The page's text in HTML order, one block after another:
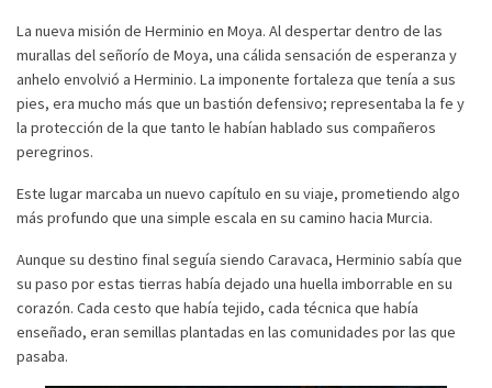
La nueva misión de Herminio en Moya. Al despertar dentro de las
murallas del señorío de Moya, una cálida sensación de esperanza y
anhelo envolvió a Herminio. La imponente fortaleza que tenía a sus
pies, era mucho más que un bastión defensivo; representaba la fe y
la protección de la que tanto le habían hablado sus compañeros
peregrinos.
Este lugar marcaba un nuevo capítulo en su viaje, prometiendo algo
más profundo que una simple escala en su camino hacia Murcia.
Aunque su destino final seguía siendo Caravaca, Herminio sabía que
su paso por estas tierras había dejado una huella imborrable en su
corazón. Cada cesto que había tejido, cada técnica que había
enseñado, eran semillas plantadas en las comunidades por las que
pasaba.